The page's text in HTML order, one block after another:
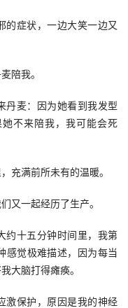
症状，一边大笑一边又
陪我。
麦：因为她看到我发型
不来陪我，我可能会死
满前所未有的温暖。
一起经历了生产。
十五分钟时间里，我第
感觉极难描述，因为每当
大脑打得瘫痪。
保护，原因是我的神经